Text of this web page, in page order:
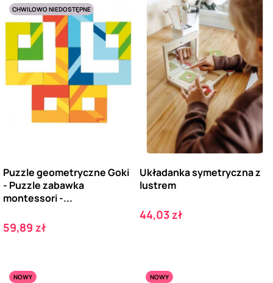
CHWILOWO NIEDOSTĘPNE
Puzzle geometryczne Goki
- Puzzle zabawka
montessori -...
Cena
59,89 zł
Układanka symetryczna z
lustrem
Cena
44,03 zł
NOWY
NOWY